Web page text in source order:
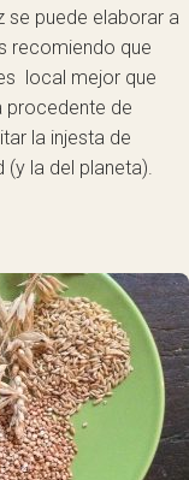
se puede elaborar a
recomiendo que
local mejor que
procedente de
la injesta de
la del planeta).